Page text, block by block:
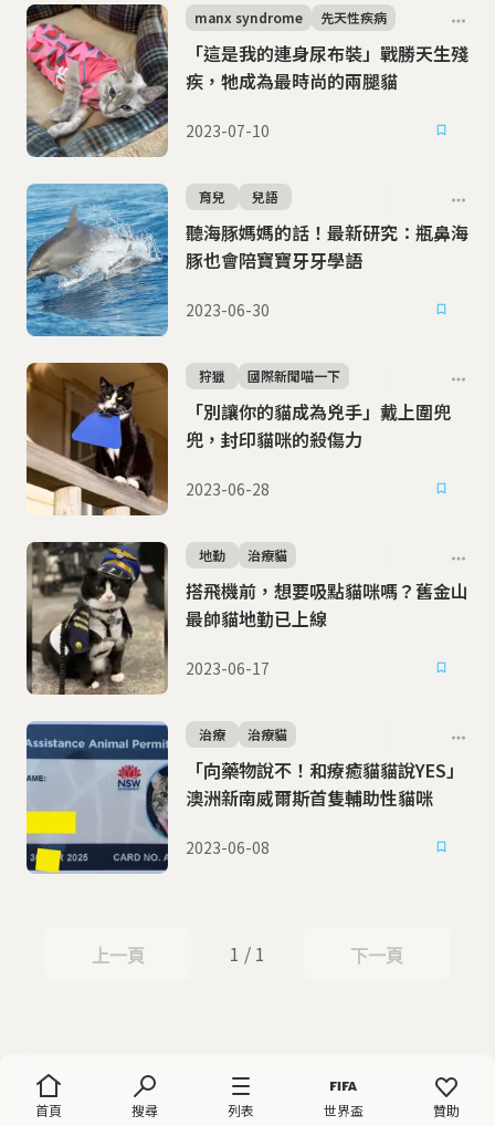
首頁 搜尋 列表 世界盃 贊助
「這是我的連身尿布裝」戰勝天生殘
疾，牠成為最時尚的兩腿貓
manx syndrome 先天性疾病
2023-07-10
聽海豚媽媽的話！最新研究：瓶鼻海
豚也會陪寶寶牙牙學語
育兒 兒語
2023-06-30
「別讓你的貓成為兇手」戴上圍兜
兜，封印貓咪的殺傷力
狩獵 國際新聞喵一下
2023-06-28
搭飛機前，想要吸點貓咪嗎？舊金山
最帥貓地勤已上線
地勤 治療貓
2023-06-17
「向藥物說不！和療癒貓貓說YES」
澳洲新南威爾斯首隻輔助性貓咪
治療 治療貓
2023-06-08
上一頁
上一頁 1 / 1 下一頁
下一頁